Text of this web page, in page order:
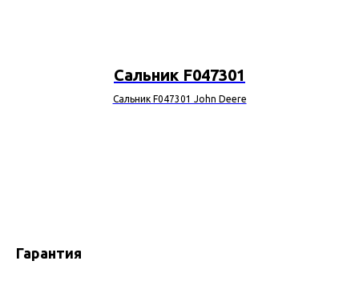
Сальник F047301
Сальник F047301 John Deere
Гарантия